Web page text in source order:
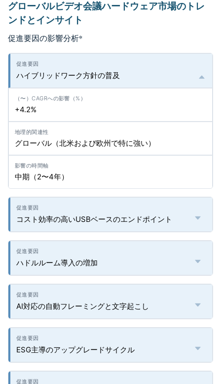
グローバルビデオ会議ハードウェア市場のトレ
ンドとインサイト
促進要因の影響分析*
ハイブリッドワーク方針の普及
+4.2%
グローバル（北米および欧州で特に強い）
中期（2〜4年）
コスト効率の高いUSBベースのエンドポイント
ハドルルーム導入の増加
AI対応の自動フレーミングと文字起こし
ESG主導のアップグレードサイクル